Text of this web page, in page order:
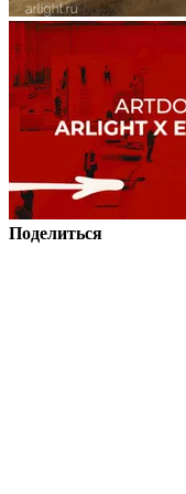
Поделиться